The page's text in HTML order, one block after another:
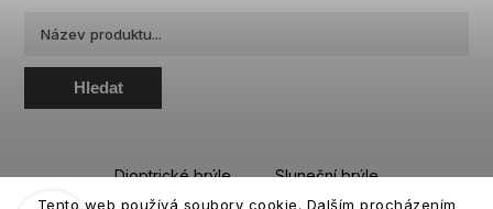
Tento web používá soubory cookie. Dalším procházením
Hledat
Dioptrické brýle
Sluneční brýle